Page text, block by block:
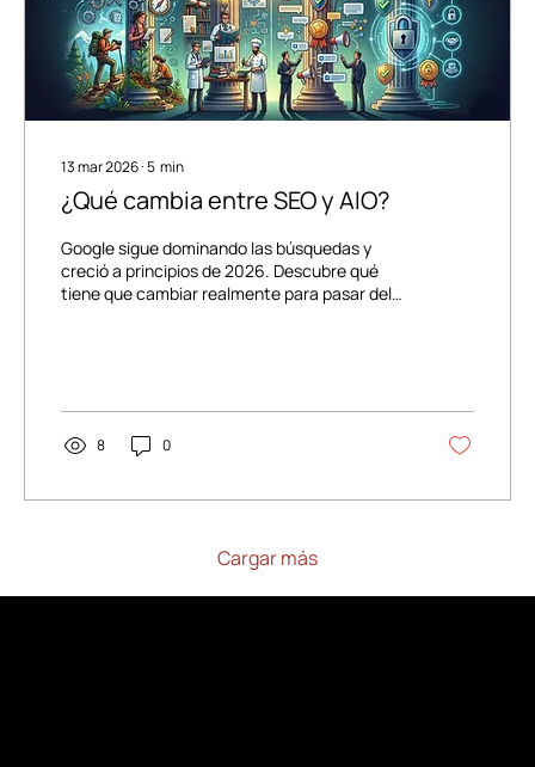
13 mar 2026∙5 min
¿Qué cambia entre SEO y AIO?
Google sigue dominando las búsquedas y
creció a principios de 2026. Descubre qué
tiene que cambiar realmente para pasar del
8 0
Cargar más